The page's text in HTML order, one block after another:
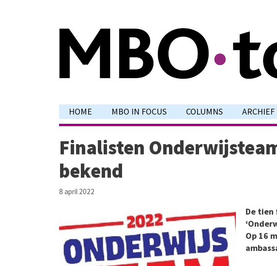
HOME MBO IN FOCUS COLUMNS ARCHIEF
Finalisten
bekend
8 april 2022
De tien
Op 16